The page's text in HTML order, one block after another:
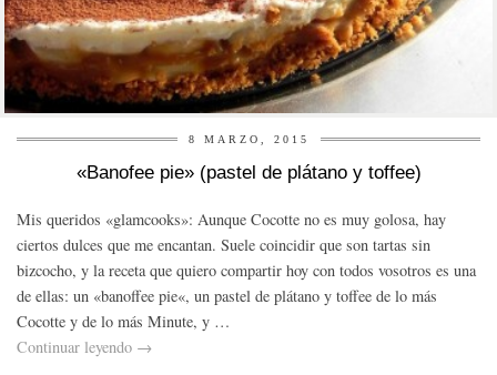
8 MARZO, 2015
«Banofee pie» (pastel de plátano y toffee)
Mis queridos «glamcooks»: Aunque Cocotte no es muy golosa, hay
ciertos dulces que me encantan. Suele coincidir que son tartas sin
bizcocho, y la receta que quiero compartir hoy con todos vosotros es una
de ellas: un «banoffee pie«, un pastel de plátano y toffee de lo más
Cocotte y de lo más Minute, y …
Continuar leyendo →